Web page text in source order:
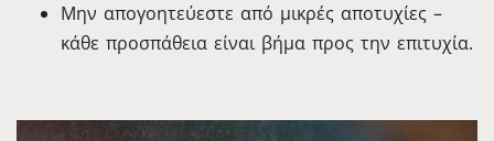
Μην απογοητεύεστε από μικρές αποτυχίες –
κάθε προσπάθεια είναι βήμα προς την επιτυχία.